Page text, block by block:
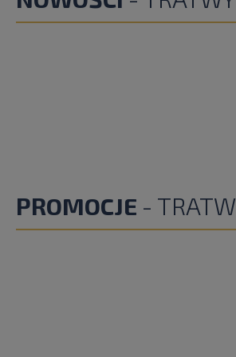
PROMOCJE -